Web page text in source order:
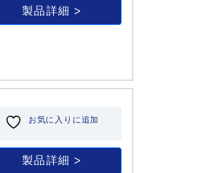
製品詳細
お気に入りに追加
製品詳細